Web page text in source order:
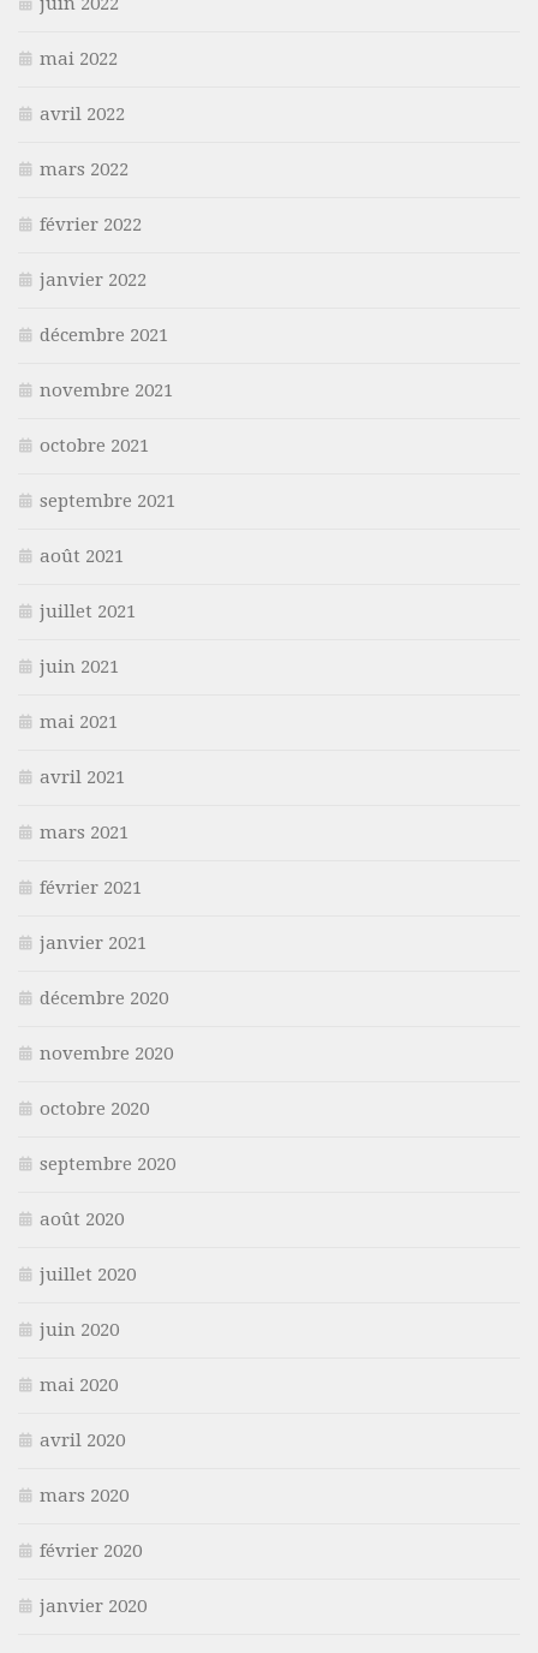
mai 2022
avril 2022
mars 2022
février 2022
janvier 2022
décembre 2021
novembre 2021
octobre 2021
septembre 2021
août 2021
juillet 2021
juin 2021
mai 2021
avril 2021
mars 2021
février 2021
janvier 2021
décembre 2020
novembre 2020
octobre 2020
septembre 2020
août 2020
juillet 2020
juin 2020
mai 2020
avril 2020
mars 2020
février 2020
janvier 2020